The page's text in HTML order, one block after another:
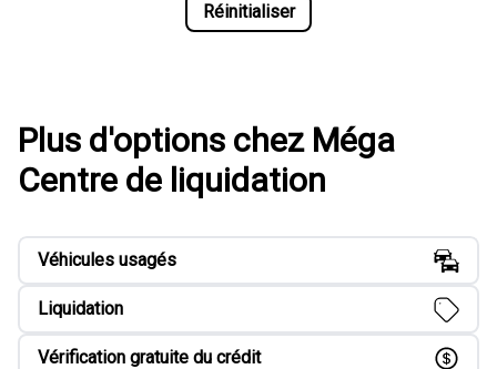
Réinitialiser
Plus d'options chez Méga
Centre de liquidation
Véhicules usagés
Liquidation
Vérification gratuite du crédit